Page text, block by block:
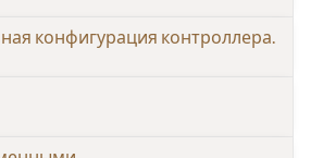
конфигурация контроллера.